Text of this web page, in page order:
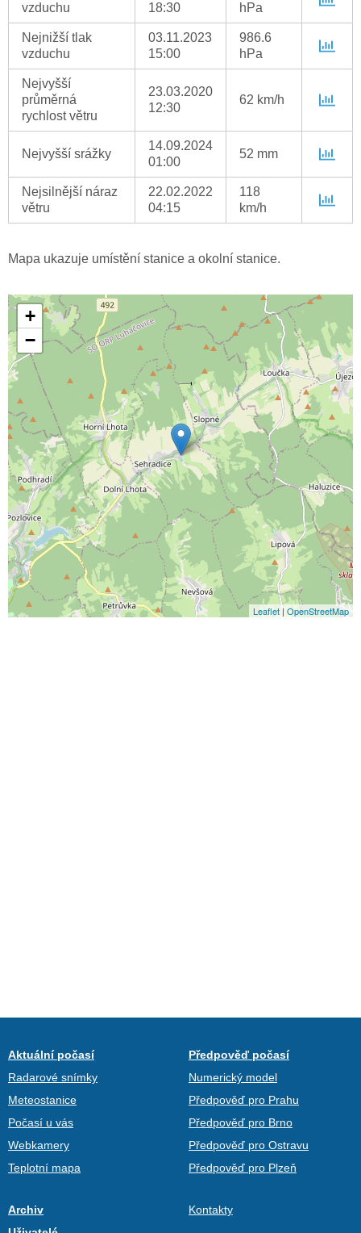
vzduchu
18:30
hPa
Nejnižší tlak
vzduchu
03.11.2023
15:00
986.6
hPa
Nejvyšší
průměrná
rychlost větru
23.03.2020
12:30
62 km/h
Nejvyšší srážky
14.09.2024
01:00
52 mm
Nejsilnější náraz
větru
22.02.2022
04:15
118
km/h
Mapa ukazuje umístění stanice a okolní stanice.
+
−
Leaflet| OpenStreetMap
Aktuální počasí
Radarové snímky
Meteostanice
Počasí u vás
Webkamery
Teplotní mapa
Předpověď počasí
Numerický model
Předpověď pro Prahu
Předpověď pro Brno
Předpověď pro Ostravu
Předpověď pro Plzeň
Archiv
Kontakty